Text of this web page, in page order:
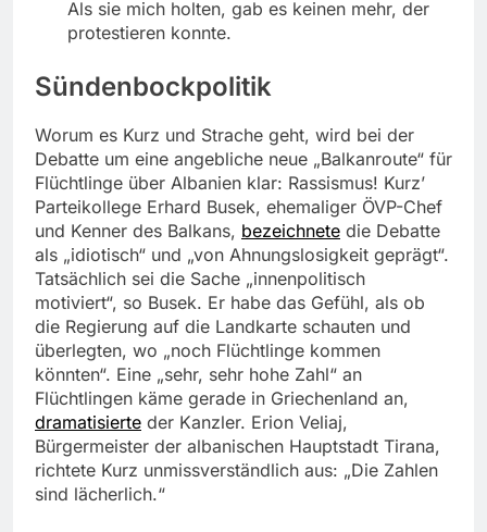
Als sie mich holten, gab es keinen mehr, der
protestieren konnte.
Sündenbockpolitik
Worum es Kurz und Strache geht, wird bei der
Debatte um eine angebliche neue „Balkanroute“ für
Flüchtlinge über Albanien klar: Rassismus! Kurz’
Parteikollege Erhard Busek, ehemaliger ÖVP-Chef
und Kenner des Balkans, bezeichnete die Debatte
als „idiotisch“ und „von Ahnungslosigkeit geprägt“.
Tatsächlich sei die Sache „innenpolitisch
motiviert“, so Busek. Er habe das Gefühl, als ob
die Regierung auf die Landkarte schauten und
überlegten, wo „noch Flüchtlinge kommen
könnten“. Eine „sehr, sehr hohe Zahl“ an
Flüchtlingen käme gerade in Griechenland an,
dramatisierte der Kanzler. Erion Veliaj,
Bürgermeister der albanischen Hauptstadt Tirana,
richtete Kurz unmissverständlich aus: „Die Zahlen
sind lächerlich.“